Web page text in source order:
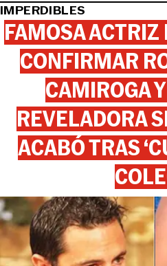
IMPERDIBLES
FAMOSA
CONFIRMAR
CAMIROGA
REVELADORA
ACABÓ TRAS